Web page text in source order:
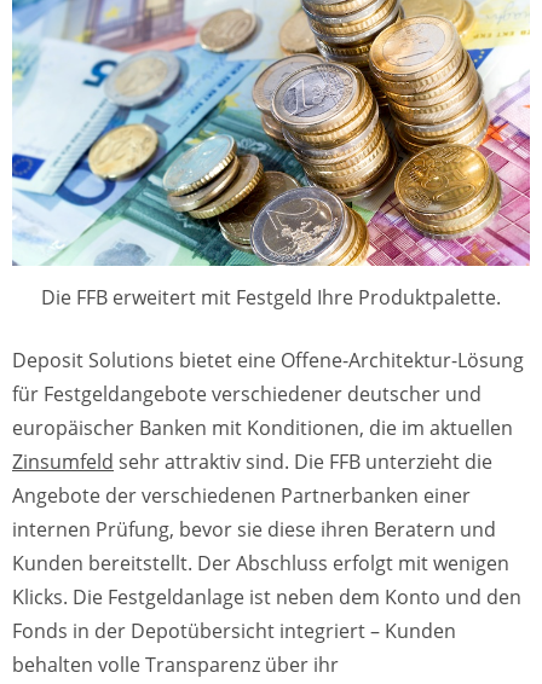
Die FFB erweitert mit Festgeld Ihre Produktpalette.
Deposit Solutions bietet eine Offene-Architektur-Lösung
für Festgeldangebote verschiedener deutscher und
europäischer Banken mit Konditionen, die im aktuellen
Zinsumfeld sehr attraktiv sind. Die FFB unterzieht die
Angebote der verschiedenen Partnerbanken einer
internen Prüfung, bevor sie diese ihren Beratern und
Kunden bereitstellt. Der Abschluss erfolgt mit wenigen
Klicks. Die Festgeldanlage ist neben dem Konto und den
Fonds in der Depotübersicht integriert – Kunden
behalten volle Transparenz über ihr